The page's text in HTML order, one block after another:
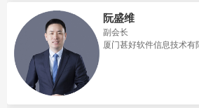
阮盛维
副会长
厦门甚好软件信息技术有